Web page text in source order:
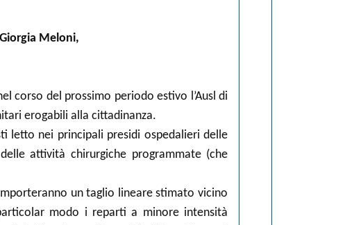
Meloni,
corso del prossimo periodo estivo l’Ausl di
erogabili alla cittadinanza.
letto nei principali presidi ospedalieri delle
attività chirurgiche programmate (che
un taglio lineare stimato vicino
modo i reparti a minore intensità